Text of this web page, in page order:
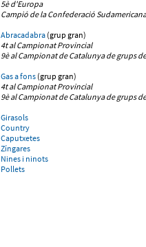
5è d'Europa
Campió de la Confederació
Abracadabra(grup gran)
4t al Campionat Provincial
9è al Campionat de Catalunya de grups
Gas a fons(grup gran)
4t al Campionat Provincial
9è al Campionat de Catalunya de grups
Girasols
Country
Caputxetes
Zíngares
Nines i ninots
Pollets